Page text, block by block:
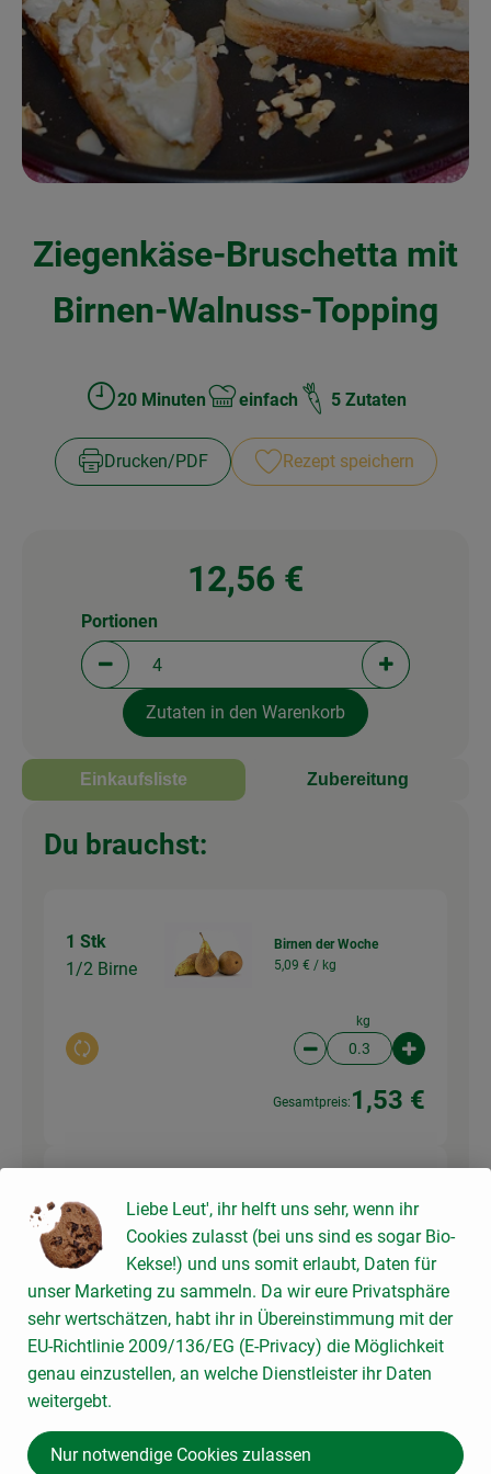
Kochen & Backen
Naturkost
Drogerie
Blog
Rezepte
Veranstaltungen
Ziegenkäse-Bruschetta mit
Birnen-Walnuss-Topping
Zubreitungszeit:
20 Minuten
Schwierigkeit:
einfach 5 Zutaten
Drucken​/​PDF Rezept speichern
12,56 €
Portionen verringern (aktuell 4 Portionen
Portionen
Portionen
Zutaten in den Warenkorb
Einkaufsliste Zubereitung
Du brauchst:
1 Stk
1/2 Birne
Auswahl ändern
Birnen der Woche
5,09 € / kg
kg
Artikelanzahl
Gesamtpreis: 1,53 €
Walnusske
rne
Auswahl ändern
Walnusskerne halbe
100g
Artikelanzahl
Gesamtpreis: 3,69 €
Liebe Leut', ihr helft uns sehr, wenn ihr
Cookies zulasst (bei uns sind es sogar Bio-
Kekse!) und uns somit erlaubt, Daten für
unser Marketing zu sammeln. Da wir eure Privatsphäre
sehr wertschätzen, habt ihr in Übereinstimmung mit der
EU-Richtlinie 2009/136/EG (E-Privacy) die Möglichkeit
genau einzustellen, an welche Dienstleister ihr Daten
weitergebt.
Nur notwendige Cookies zulassen